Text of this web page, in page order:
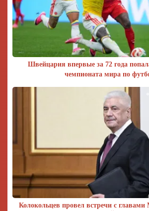
Швейцария впервые за 72 года
чемпионата мира по
Колокольцев провел встречи с